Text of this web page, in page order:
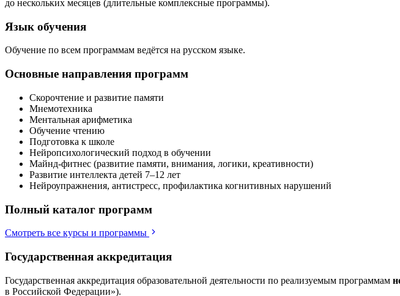
до нескольких месяцев (длительные комплексные программы).
Язык обучения
Обучение по всем программам ведётся на русском языке.
Основные направления программ
Скорочтение и развитие памяти
Мнемотехника
Ментальная арифметика
Обучение чтению
Подготовка к школе
Нейропсихологический подход в обучении
Майнд-фитнес (развитие памяти, внимания, логики, креативности)
Развитие интеллекта детей 7–12 лет
Нейроупражнения, антистресс, профилактика когнитивных нарушений
Полный каталог программ
Смотреть все курсы и программы
Государственная аккредитация
Государственная аккредитация образовательной деятельности по реализуемым программам
в Российской Федерации»).